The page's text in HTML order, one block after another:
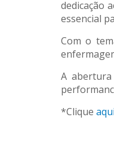
dedicação
essencial
Com o
A
*Clique aqui